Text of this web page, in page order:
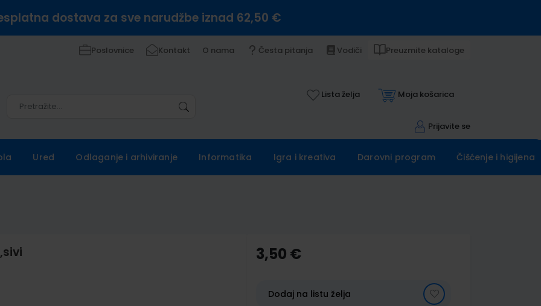
dostava za sve narudžbe iznad 62,50 €
Poslovnice Kontakt O nama Česta pitanja Vodiči Preuzmite kataloge
Lista želja Moja košarica
Prijavite se
Ured Odlaganje i arhiviranje Informatika Igra i kreativa Darovni program Čišćenje i higijena
3,50 €
Dodaj na listu želja